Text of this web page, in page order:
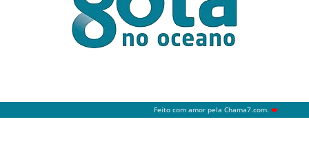
Feito com amor pelaChama7.com.❤️